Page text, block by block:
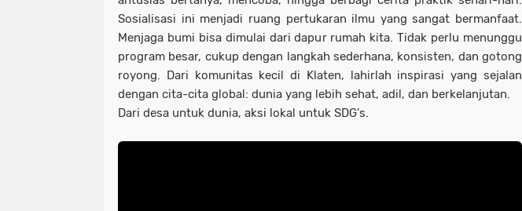
Sosialisasi ini menjadi ruang pertukaran ilmu yang sangat bermanfaat.
Menjaga bumi bisa dimulai dari dapur rumah kita. Tidak perlu menunggu
program besar, cukup dengan langkah sederhana, konsisten, dan gotong
royong. Dari komunitas kecil di Klaten, lahirlah inspirasi yang sejalan
dengan cita-cita global: dunia yang lebih sehat, adil, dan berkelanjutan.
Dari desa untuk dunia, aksi lokal untuk SDG's.